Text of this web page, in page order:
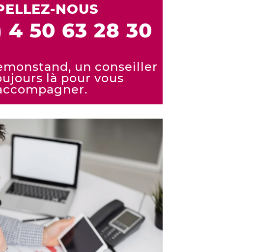
NOUS
4 50 63 28 30
un conseiller
là pour vous